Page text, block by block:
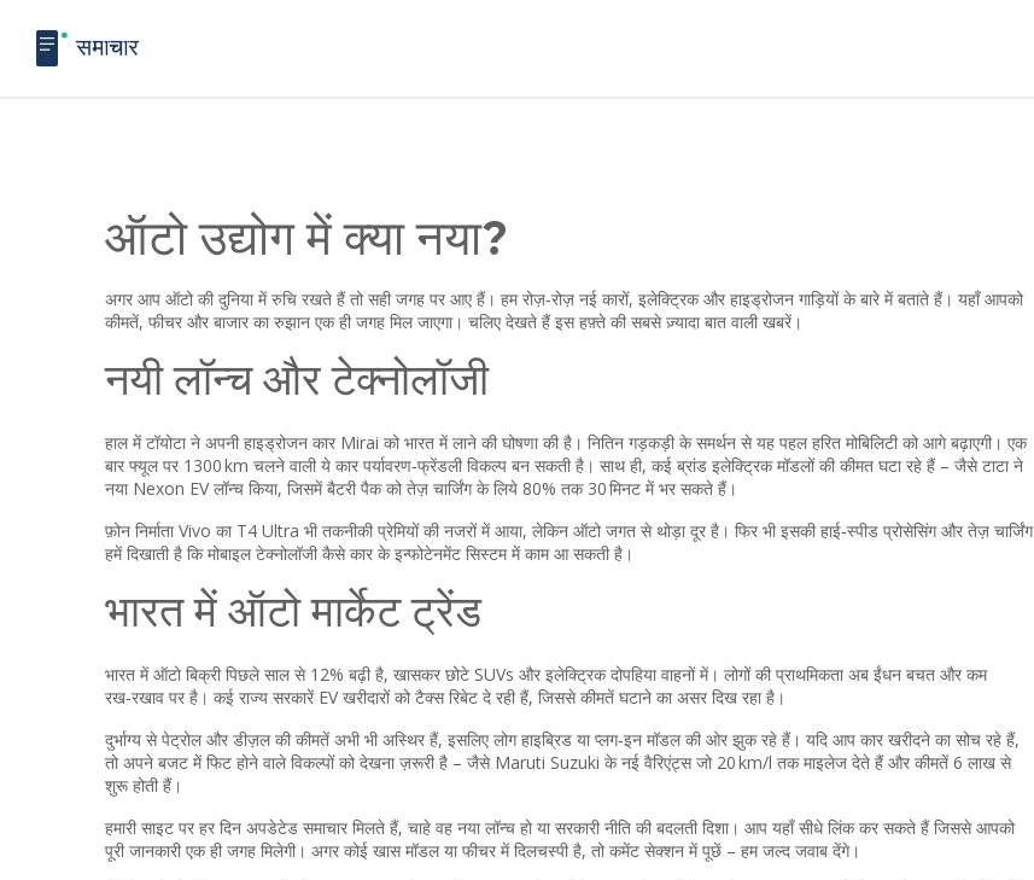
ऑटो उद्योग में क्या नया?
अगर आप ऑटो की दुनिया में रुचि रखते हैं तो सही जगह पर आए हैं। हम रोज़‑रोज़ नई कारों, इलेक्ट्रिक और हाइड्रोजन गाड़ियों के बारे में बताते हैं। यहाँ आपको
कीमतें, फीचर और बाजार का रुझान एक ही जगह मिल जाएगा। चलिए देखते हैं इस हफ़्ते की सबसे ज़्यादा बात वाली खबरें।
नयी लॉन्च और टेक्नोलॉजी
हाल में टॉयोटा ने अपनी हाइड्रोजन कार Mirai को भारत में लाने की घोषणा की है। नितिन गड़कड़ी के समर्थन से यह पहल हरित मोबिलिटी को आगे बढ़ाएगी। एक
बार फ्यूल पर 1300 km चलने वाली ये कार पर्यावरण‑फ्रेंडली विकल्प बन सकती है। साथ ही, कई ब्रांड इलेक्ट्रिक मॉडलों की कीमत घटा रहे हैं – जैसे टाटा ने
नया Nexon EV लॉन्च किया, जिसमें बैटरी पैक को तेज़ चार्जिंग के लिये 80% तक 30 मिनट में भर सकते हैं।
फ़ोन निर्माता Vivo का T4 Ultra भी तकनीकी प्रेमियों की नजरों में आया, लेकिन ऑटो जगत से थोड़ा दूर है। फिर भी इसकी हाई‑स्पीड प्रोसेसिंग और तेज़ चार्जिंग
हमें दिखाती है कि मोबाइल टेक्नोलॉजी कैसे कार के इन्फोटेनमेंट सिस्टम में काम आ सकती है।
भारत में ऑटो मार्केट ट्रेंड
भारत में ऑटो बिक्री पिछले साल से 12% बढ़ी है, खासकर छोटे SUVs और इलेक्ट्रिक दोपहिया वाहनों में। लोगों की प्राथमिकता अब ईंधन बचत और कम
रख‑रखाव पर है। कई राज्य सरकारें EV खरीदारों को टैक्स रिबेट दे रही हैं, जिससे कीमतें घटाने का असर दिख रहा है।
दुर्भाग्य से पेट्रोल और डीज़ल की कीमतें अभी भी अस्थिर हैं, इसलिए लोग हाइब्रिड या प्लग‑इन मॉडल की ओर झुक रहे हैं। यदि आप कार खरीदने का सोच रहे हैं,
तो अपने बजट में फिट होने वाले विकल्पों को देखना ज़रूरी है – जैसे Maruti Suzuki के नई वैरिएंट्स जो 20 km/l तक माइलेज देते हैं और कीमतें 6 लाख से
शुरू होती हैं।
हमारी साइट पर हर दिन अपडेटेड समाचार मिलते हैं, चाहे वह नया लॉन्च हो या सरकारी नीति की बदलती दिशा। आप यहाँ सीधे लिंक कर सकते हैं जिससे आपको
पूरी जानकारी एक ही जगह मिलेगी। अगर कोई खास मॉडल या फीचर में दिलचस्पी है, तो कमेंट सेक्शन में पूछें – हम जल्द जवाब देंगे।